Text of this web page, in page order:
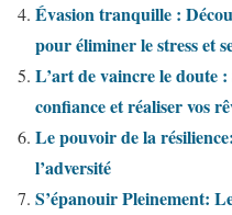
Évasion tranquille :
pour éliminer le stress et
L’art de vaincre le doute
confiance et réaliser vos
Le pouvoir de la
l’adversité
S’épanouir Pleinement: